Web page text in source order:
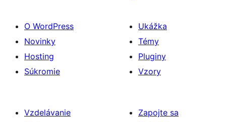
O WordPress
Novinky
Hosting
Súkromie
Ukážka
Témy
Pluginy
Vzory
Vzdelávanie
Zapojte sa